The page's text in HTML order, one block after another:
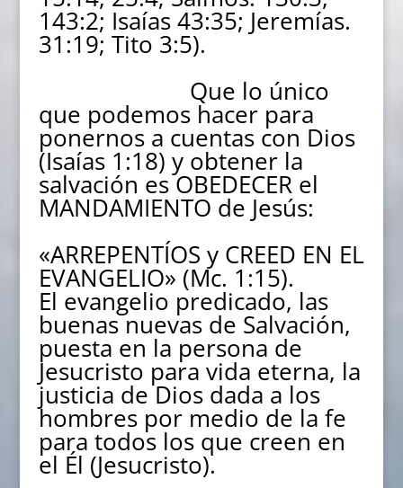
143:2; Isaías 43:35; Jeremías.
31:19; Tito 3:5).
Que lo único
que podemos hacer para
ponernos a cuentas con Dios
(Isaías 1:18) y obtener la
salvación es OBEDECER el
MANDAMIENTO de Jesús:
«ARREPENTÍOS y CREED EN EL
EVANGELIO» (Mc. 1:15).
El evangelio predicado, las
buenas nuevas de Salvación,
puesta en la persona de
Jesucristo para vida eterna, la
justicia de Dios dada a los
hombres por medio de la fe
para todos los que creen en
el Él (Jesucristo).